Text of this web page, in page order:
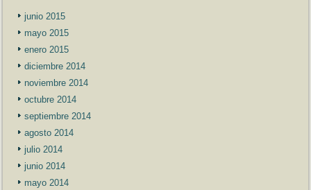
junio 2015
mayo 2015
enero 2015
diciembre 2014
noviembre 2014
octubre 2014
septiembre 2014
agosto 2014
julio 2014
junio 2014
mayo 2014